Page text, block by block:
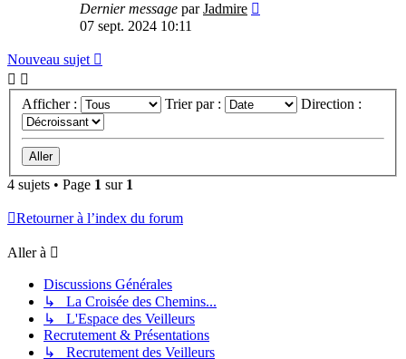
Dernier message parJadmire
07 sept. 2024 10:11
Nouveau sujet
Afficher : Trier par : Direction :
4 sujets • Page 1 sur 1
Retourner à l’index du forum
Aller à
Discussions Générales
↳ La Croisée des Chemins...
↳ L'Espace des Veilleurs
Recrutement & Présentations
↳ Recrutement des Veilleurs